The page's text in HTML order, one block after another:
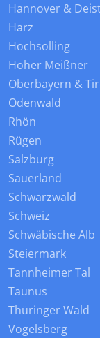
Hannover &
Harz
Hochsolling
Hoher Meißner
Oberbayern &
Odenwald
Rhön
Rügen
Salzburg
Sauerland
Schwarzwald
Schweiz
Schwäbische Alb
Steiermark
Tannheimer Tal
Taunus
Thüringer Wald
Vogelsberg